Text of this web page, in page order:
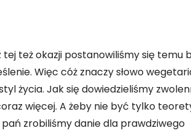
też okazji postanowiliśmy się temu
Więc cóż znaczy słowo
życia. Jak się dowiedzieliśmy
więcej. A żeby nie być tylko
zrobiliśmy danie dla prawdziwego